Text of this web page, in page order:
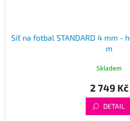
Síť na fotbal STANDARD 4 mm -
m
Skladem
2 749 Kč
DETAIL